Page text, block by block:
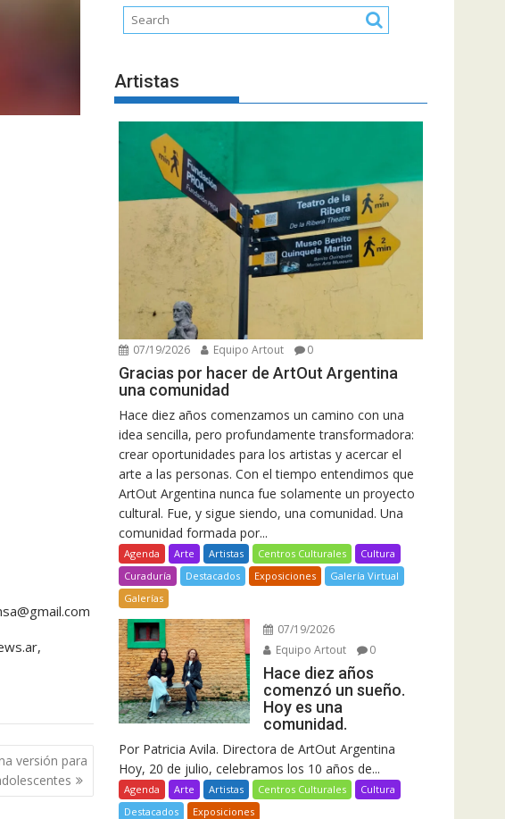
versión para
Artistas
07/19/2026 Equipo Artout 0
Gracias por hacer de ArtOut Argentina
una comunidad
Hace diez años comenzamos un camino con una
idea sencilla, pero profundamente transformadora:
crear oportunidades para los artistas y acercar el
arte a las personas. Con el tiempo entendimos que
ArtOut Argentina nunca fue solamente un proyecto
cultural. Fue, y sigue siendo, una comunidad. Una
comunidad formada por...
Agenda Arte Artistas Centros Culturales
Cultura
Curaduría
Destacados Exposiciones
Galería Virtual
Galerías
07/19/2026
Equipo Artout
0
Hace diez años
comenzó un sueño.
Hoy es una
comunidad.
Por Patricia Avila. Directora de ArtOut Argentina
Hoy, 20 de julio, celebramos los 10 años de...
Agenda Arte Artistas Centros Culturales
Cultura
Destacados
Exposiciones